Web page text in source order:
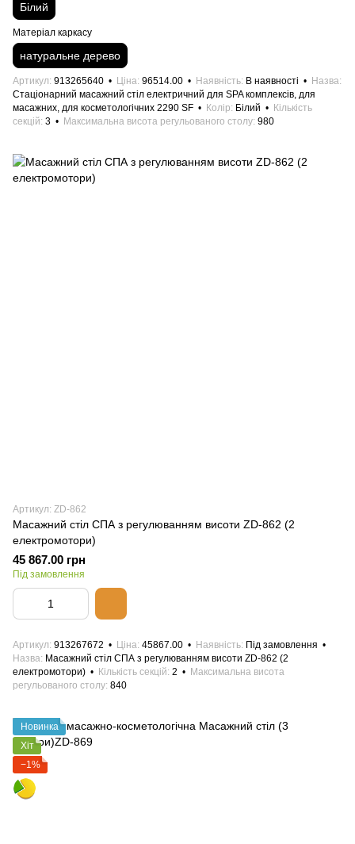
Білий
Матеріал каркасу
натуральне дерево
Артикул 913265640 Ціна 96514.00 Наявність В наявності
Назва
Стаціонарний масажний стіл електричний для SPA комплексів, для
масажних, для косметологічних 2290 SF
Колір Білий
Кількість
секцій 3 Максимальна висота регульованого столу 980
Артикул: ZD-862
Масажний стіл СПА з регулюванням висоти ZD-862 (2
електромотори)
45 867.00 грн
Під замовлення
Артикул 913267672 Ціна 45867.00 Наявність Під замовлення
Назва Масажний стіл СПА з регулюванням висоти ZD-862 (2
електромотори)
Кількість секцій 2
Максимальна висота
регульованого столу 840
Новинка
Хіт
−1%